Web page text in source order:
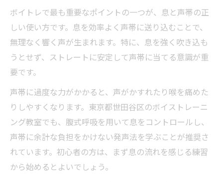
ボイトレで最も重要なポイントの一つが、息と声帯の正
しい使い方です。息を効率よく声帯に送り込むことで、
無理なく響く声が生まれます。特に、息を強く吹き込も
うとせず、ストレートに安定して声帯に当てる意識が重
要です。
声帯に過度な力がかかると、声がかすれたり喉を痛めた
りしやすくなります。東京都世田谷区のボイストレーニ
ング教室でも、腹式呼吸を用いて息をコントロールし、
声帯に余計な負担をかけない発声法を学ぶことが推奨さ
れています。初心者の方は、まず息の流れを感じる練習
から始めるとよいでしょう。